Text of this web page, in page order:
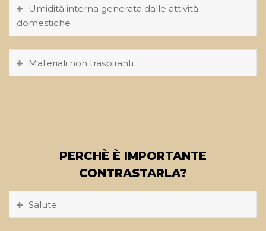
Umidità interna generata dalle attività
domestiche
Materiali non traspiranti
PERCHÈ È IMPORTANTE
CONTRASTARLA?
Salute